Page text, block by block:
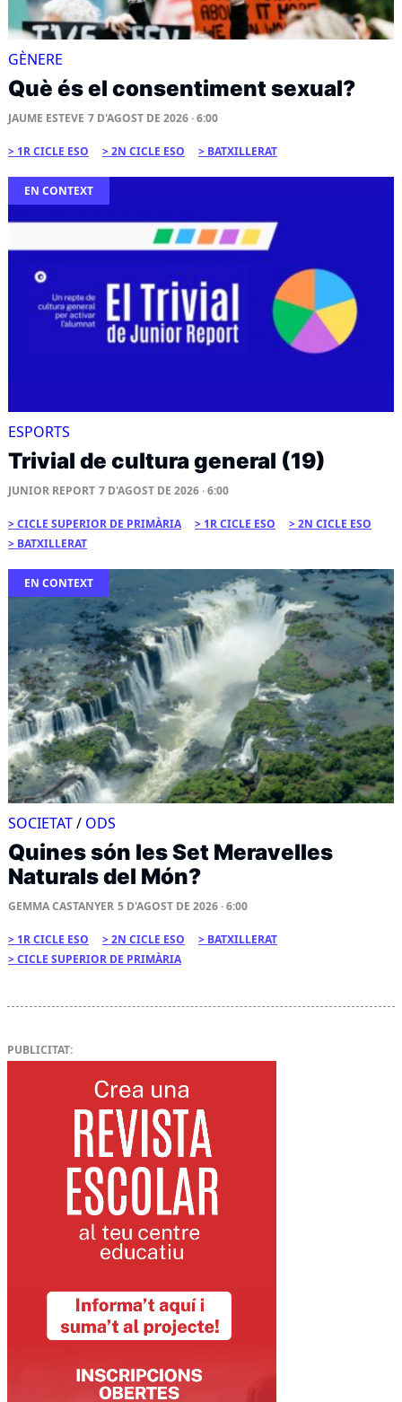
GÈNERE
Què és el consentiment sexual?
JAUME ESTEVE 7 D'AGOST DE 2026 · 6:00
1R CICLE ESO 2N CICLE ESO BATXILLERAT
EN CONTEXT
ESPORTS
Trivial de cultura general (19)
JUNIOR REPORT 7 D'AGOST DE 2026 · 6:00
CICLE SUPERIOR DE PRIMÀRIA 1R CICLE ESO
2N CICLE ESO
BATXILLERAT
EN CONTEXT
SOCIETAT/ ODS
Quines són les Set Meravelles
Naturals del Món?
GEMMA CASTANYER 5 D'AGOST DE 2026 · 6:00
1R CICLE ESO 2N CICLE ESO
BATXILLERAT
CICLE SUPERIOR DE PRIMÀRIA
PUBLICITAT: